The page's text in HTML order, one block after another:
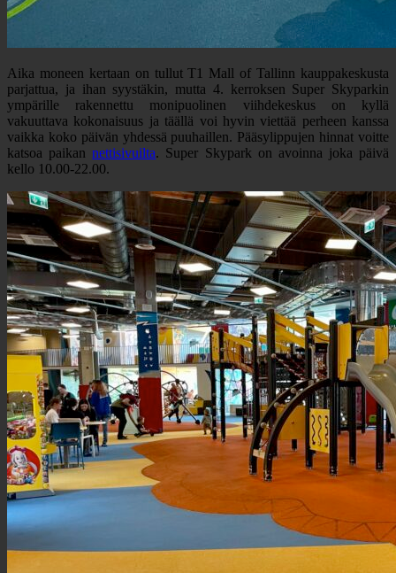
Aika moneen kertaan on tullut T1 Mall of Tallinn kauppakeskusta
parjattua, ja ihan syystäkin, mutta 4. kerroksen Super Skyparkin
ympärille rakennettu monipuolinen viihdekeskus on kyllä
vakuuttava kokonaisuus ja täällä voi hyvin viettää perheen kanssa
vaikka koko päivän yhdessä puuhaillen. Pääsylippujen hinnat voitte
katsoa paikannettisivuilta. Super Skypark on avoinna joka päivä
kello 10.00-22.00.